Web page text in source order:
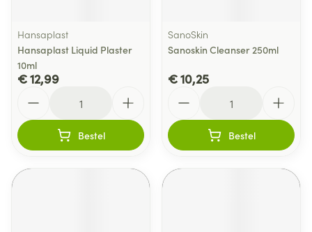
Hansaplast
Hansaplast Liquid Plaster
10ml
€ 12,99
Bestel
SanoSkin
Sanoskin Cleanser 250ml
€ 10,25
Bestel